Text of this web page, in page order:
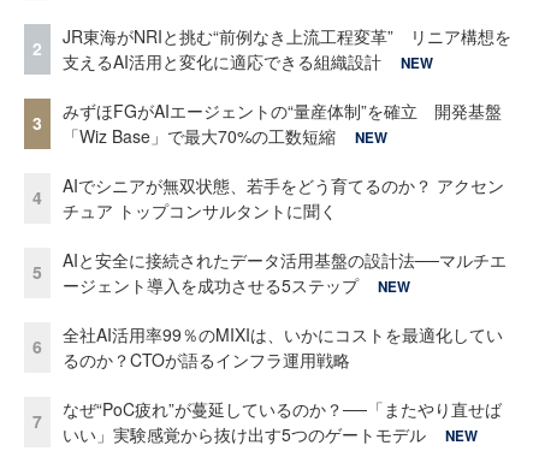
2
JR東海がNRIと挑む“前例なき上流工程変革” リニア構想を
支えるAI活用と変化に適応できる組織設計
NEW
3
みずほFGがAIエージェントの“量産体制”を確立 開発基盤
「Wiz Base」で最大70%の工数短縮
NEW
4
AIでシニアが無双状態、若手をどう育てるのか？ アクセン
チュア トップコンサルタントに聞く
5
AIと安全に接続されたデータ活用基盤の設計法──マルチエ
ージェント導入を成功させる5ステップ
NEW
6
全社AI活用率99％のMIXIは、いかにコストを最適化してい
るのか？CTOが語るインフラ運用戦略
7
なぜ“PoC疲れ”が蔓延しているのか？──「またやり直せば
いい」実験感覚から抜け出す5つのゲートモデル
NEW